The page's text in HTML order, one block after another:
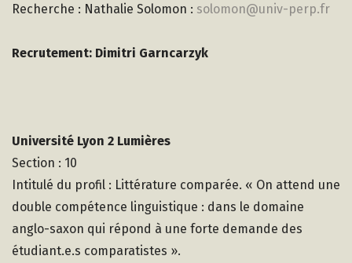
Recherche : Nathalie Solomon : solomon@univ-perp.fr
Recrutement: Dimitri Garncarzyk
Université Lyon 2 Lumières
Section : 10
Intitulé du profil : Littérature comparée. « On attend une
double compétence linguistique : dans le domaine
anglo-saxon qui répond à une forte demande des
étudiant.e.s comparatistes ».